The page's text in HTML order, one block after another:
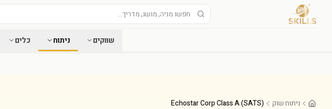
שווקים ניתוח כלים
ניתוח שוק Echostar Corp Class A (SATS)